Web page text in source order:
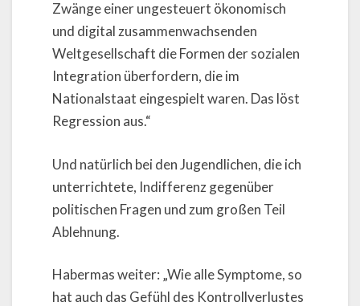
Zwänge einer ungesteuert ökonomisch
und digital zusammenwachsenden
Weltgesellschaft die Formen der sozialen
Integration überfordern, die im
Nationalstaat eingespielt waren. Das löst
Regression aus.“
Und natürlich bei den Jugendlichen, die ich
unterrichtete, Indifferenz gegenüber
politischen Fragen und zum großen Teil
Ablehnung.
Habermas weiter: „Wie alle Symptome, so
hat auch das Gefühl des Kontrollverlustes